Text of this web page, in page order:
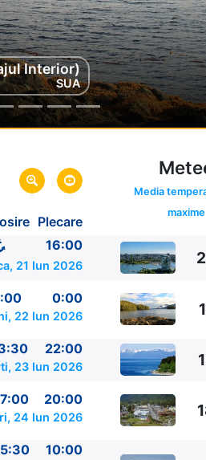
Interior)
SUA
Alaska
SUA
Canada
Plecare
Media
maxime
16:00
21 Iun 2026
0:00
22 Iun 2026
22:00
23 Iun 2026
20:00
24 Iun 2026
10:00